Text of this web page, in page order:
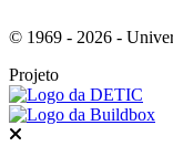
© 1969 - 2026 -
Projeto